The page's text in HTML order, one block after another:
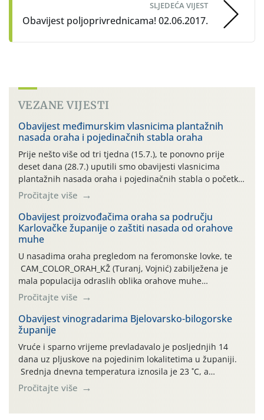
SLJEDEĆA VIJEST
Obavijest poljoprivrednicama! 02.06.2017.
VEZANE VIJESTI
Obavijest međimurskim vlasnicima plantažnih
nasada oraha i pojedinačnih stabla oraha
Prije nešto više od tri tjedna (15.7.), te ponovno prije
deset dana (28.7.) uputili smo obavijesti vlasnicima
plantažnih nasada oraha i pojedinačnih stabla o početku
leta i ovogodišnjoj potrebi usmjerenog suzbijanja
orahove muhe (Rhagoletis completa)! Već dvanaest dana
traje drugi ovogodišnji “toplinski udar”, koji naročito
izražen zadnja šest dana (31.7.-05.8.), jer najviše
temperature zraka svakodnevno […]
Pročitajte više
Obavijest proizvođačima oraha sa području
Karlovačke županije o zaštiti nasada od orahove
muhe
U nasadima oraha pregledom na feromonske lovke, te
CAM_COLOR_ORAH_KŽ (Turanj, Vojnić) zabilježena je
mala populacija odraslih oblika orahove muhe
(Rhagoletis completa). Niska brojnost može se objasniti
činjenicom da je riječ o mladim nasadima s vrlo malim
urodom, što je povezano i s manjim brojem prezimjelih
jedinki. U starijim nasadima, na žutim ljepljivim Rebell
pločama s […]
Pročitajte više
Obavijest vinogradarima Bjelovarsko-bilogorske
županije
Vruće i sparno vrijeme prevladavalo je posljednjih 14
dana uz pljuskove na pojedinim lokalitetima u županiji.
Srednja dnevna temperatura iznosila je 23 ˚C, a
maksimalne su posljednjih dana dosezale do 35 ˚C.
Simptome plamenjače vinove loze (Plasmoparas
Pročitajte više